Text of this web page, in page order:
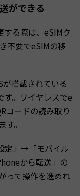
ができる
る際は、eSIMク
不要でeSIMの移
搭載されている
。ワイヤレスでe
コードの読み取り
。
定」→「モバイル
から転送」の
って操作を進めれ